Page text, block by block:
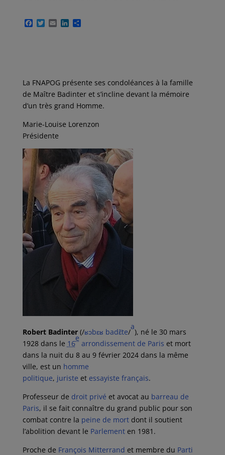
F
k
T E L
n
P
r
La FNAPOG présente ses condoléances à la famille
de Maître Badinter et s’incline devant la mémoire
d’un très grand Homme.
Marie-Louise Lorenzon
Présidente
Robert Badinter (/ʁɔbɛʁ badɛ̃te/
a
), né le 30 mars
1928 dans le 16
e
arrondissement de Paris et mort
dans la nuit du 8 au 9 février 2024 dans la même
ville, est un homme
politique, juriste et essayiste français.
Professeur de droit privé et avocat au barreau de
Paris, il se fait connaître du grand public pour son
combat contre la peine de mort dont il soutient
l’abolition devant le Parlement en 1981 .
Proche de François Mitterrand et membre du Parti